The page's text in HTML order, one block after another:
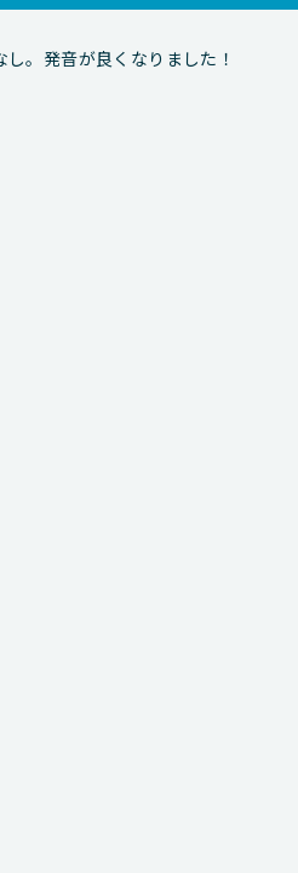
。発音が良くなりました！